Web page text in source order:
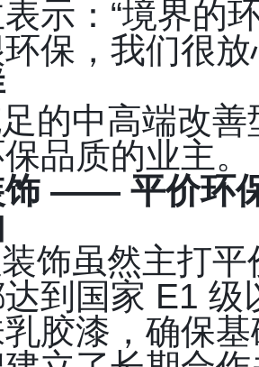
示：“境界的
保，我们很放
的中高端改
品质的业主。
饰 —— 平价环
饰虽然主打
到国家 E1
胶漆，确保